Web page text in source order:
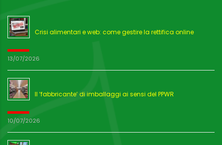
Crisi alimentari e web: come gestire la rettifica online
13/07/2026
Il ‘fabbricante’ di imballaggi ai sensi del PPWR
10/07/2026